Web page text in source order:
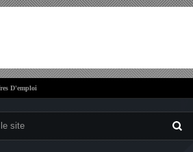
D'emploi